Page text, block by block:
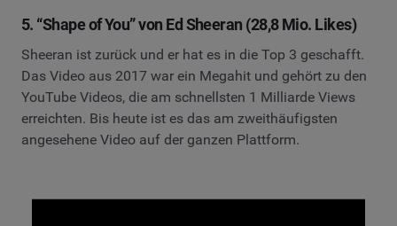
5. “Shape of You” von Ed Sheeran (28,8 Mio. Likes)
Sheeran ist zurück und er hat es in die Top 3 geschafft.
Das Video aus 2017 war ein Megahit und gehört zu den
YouTube Videos, die am schnellsten 1 Milliarde Views
erreichten. Bis heute ist es das am zweithäufigsten
angesehene Video auf der ganzen Plattform.